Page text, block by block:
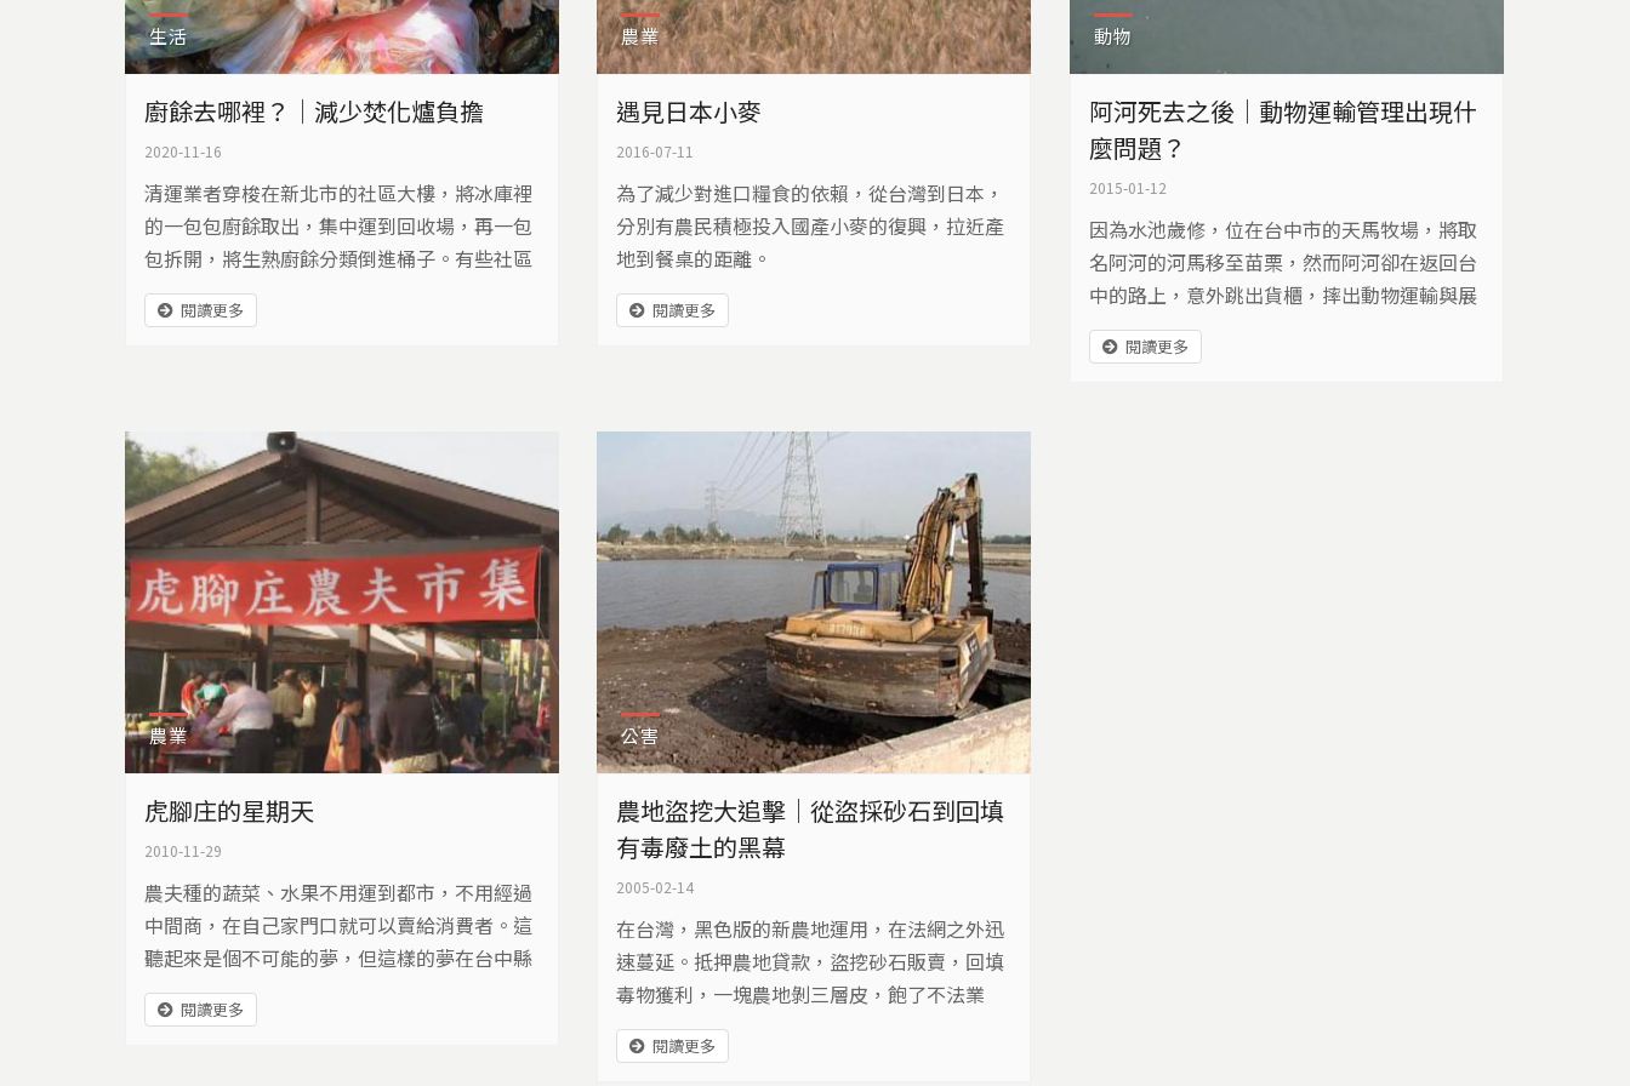
生活
廚餘去哪裡？｜減少焚化爐負擔
2020-11-16
清運業者穿梭在新北市的社區大樓，將冰庫裡
的一包包廚餘取出，集中運到回收場，再一包
包拆開，將生熟廚餘分類倒進桶子。有些社區
完全不分類，清運人員只能一包包檢查，將廚
餘挑出來，我們嫌棄的臭味，卻是他們的日
閱讀更多
農業
遇見日本小麥
2016-07-11
為了減少對進口糧食的依賴，從台灣到日本，
分別有農民積極投入國產小麥的復興，拉近產
地到餐桌的距離。
閱讀更多
動物
阿河死去之後｜動物運輸管理出現什
麼問題？
2015-01-12
因為水池歲修，位在台中市的天馬牧場，將取
名阿河的河馬移至苗栗，然而阿河卻在返回台
中的路上，意外跳出貨櫃，摔出動物運輸與展
演的管理缺失…
閱讀更多
農業
虎腳庄的星期天
2010-11-29
農夫種的蔬菜、水果不用運到都市，不用經過
中間商，在自己家門口就可以賣給消費者。這
聽起來是個不可能的夢，但這樣的夢在台中縣
外埔鄉實現了。台灣第一個產地型的農夫市
集，在外埔鄉登場。是什麼樣的魅力，吸引城
閱讀更多
公害
農地盜挖大追擊｜從盜採砂石到回填
有毒廢土的黑幕
2005-02-14
在台灣，黑色版的新農地運用，在法網之外迅
速蔓延。抵押農地貸款，盜挖砂石販賣，回填
毒物獲利，一塊農地剝三層皮，飽了不法業
者，卻是全民付出健康與金錢，無辜者集體買
單。農地盜挖砂石與回填毒物，在偏遠農地發
閱讀更多